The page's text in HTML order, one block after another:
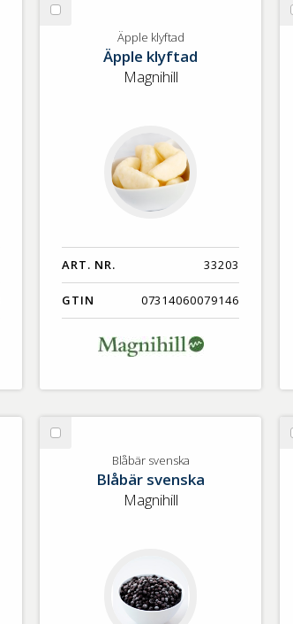
Välj
Äpple klyftad
Äpple klyftad
Magnihill
ART. NR. 33203
GTIN 07314060079146
Välj
svenska
Blåbär svenska
Blåbär svenska
Magnihill